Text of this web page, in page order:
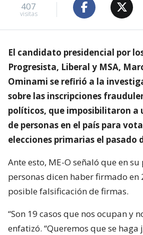
407
visitas
El candidato presidencial por
Progresista, Liberal y MSA,
Ominami se refirió a la
sobre las inscripciones
políticos, que imposibilitaron a
de personas en el país para
elecciones primarias el pasado
Ante esto, ME-O señaló que en
personas dicen haber firmado en
posible falsificación de firmas.
“Son 19 casos que nos ocupan y
enfatizó. “Queremos que se